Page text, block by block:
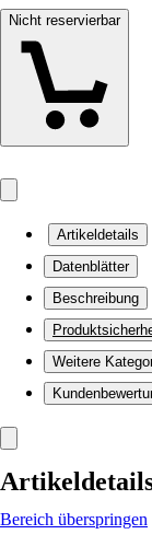
Nicht reservierbar
Artikeldetails
Datenblätter
Beschreibung
Weitere
Bereich überspringen